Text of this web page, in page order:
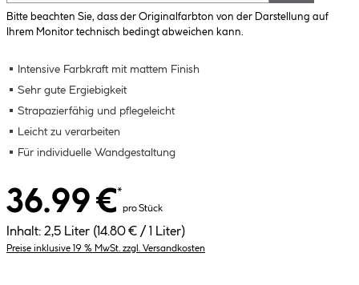
Bitte beachten Sie, dass der Originalfarbton von der Darstellung auf
Ihrem Monitor technisch bedingt abweichen kann.
Intensive Farbkraft mit mattem Finish
Sehr gute Ergiebigkeit
Strapazierfähig und pflegeleicht
Leicht zu verarbeiten
Für individuelle Wandgestaltung
36.99 €*
pro Stück
Inhalt: 2,5 Liter (14.80 € / 1 Liter)
Preise inklusive 19 % MwSt. zzgl. Versandkosten